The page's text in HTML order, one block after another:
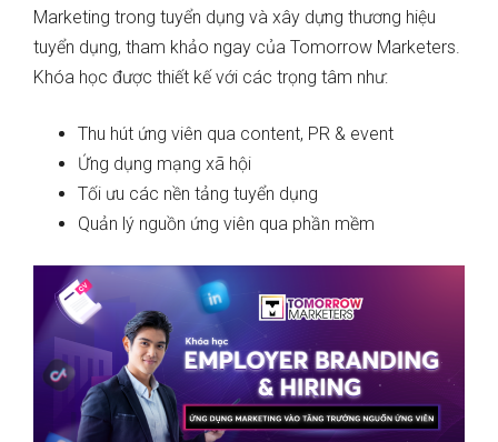
Marketing trong tuyển dụng và xây dựng thương hiệu
tuyển dụng, tham khảo ngay của Tomorrow Marketers.
Khóa học được thiết kế với các trọng tâm như:
Thu hút ứng viên qua content, PR & event
Ứng dụng mạng xã hội
Tối ưu các nền tảng tuyển dụng
Quản lý nguồn ứng viên qua phần mềm